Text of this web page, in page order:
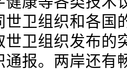
世卫组织和各国
世卫组织发布的
通报。两岸还有